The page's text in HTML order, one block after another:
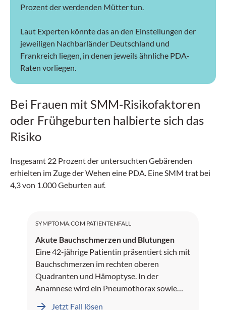
Prozent der werdenden Mütter tun.
Laut Experten könnte das an den Einstellungen der
jeweiligen Nachbarländer Deutschland und
Frankreich liegen, in denen jeweils ähnliche PDA-
Raten vorliegen.
Bei Frauen mit SMM-Risikofaktoren
oder Frühgeburten halbierte sich das
Risiko
Insgesamt 22 Prozent der untersuchten Gebärenden
erhielten im Zuge der Wehen eine PDA. Eine SMM trat bei
4,3 von 1.000 Geburten auf.
SYMPTOMA.COM PATIENTENFALL
Akute Bauchschmerzen und Blutungen
Eine 42-jährige Patientin präsentiert sich mit
Bauchschmerzen im rechten oberen
Quadranten und Hämoptyse. In der
Anamnese wird ein Pneumothorax sowie
Jetzt Fall lösen